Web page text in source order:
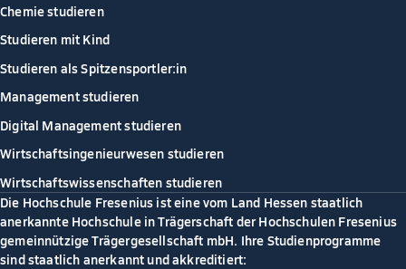
Chemie studieren
Studieren mit Kind
Studieren als Spitzensportler:in
Management studieren
Digital Management studieren
Wirtschaftsingenieurwesen studieren
Wirtschaftswissenschaften studieren
Die Hochschule Fresenius ist eine vom Land Hessen staatlich
anerkannte Hochschule in Trägerschaft der Hochschulen Fresenius
gemeinnützige Trägergesellschaft mbH. Ihre Studienprogramme
sind staatlich anerkannt und akkreditiert: